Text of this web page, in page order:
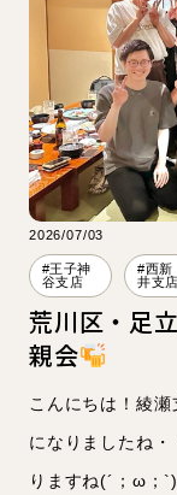
理学療法
スタッフ
お知らせ
2026/07/03
#王子神
谷支店
#西新
井支店
荒川区・足
親会
こんにちは！綾
になりましたね
りますね(´；ω；